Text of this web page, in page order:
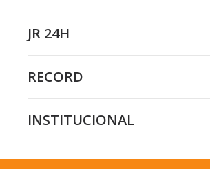
JR 24H
RECORD
INSTITUCIONAL